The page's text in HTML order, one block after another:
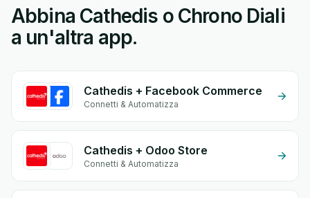
Abbina Cathedis o Chrono Diali
a un'altra app.
Cathedis + Facebook Commerce
Connetti & Automatizza
Cathedis + Odoo Store
Connetti & Automatizza